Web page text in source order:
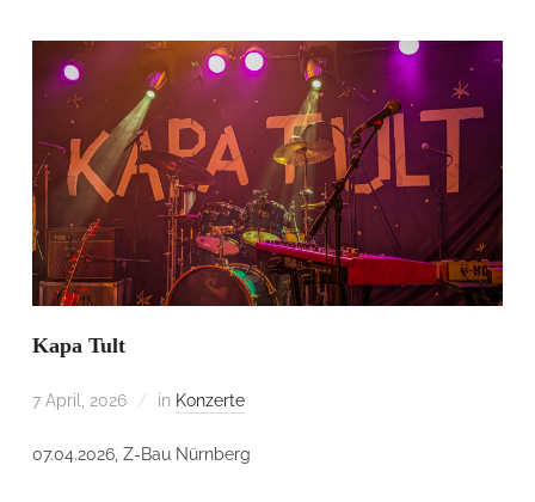
Kapa Tult
7 April, 2026 in Konzerte
07.04.2026, Z-Bau Nürnberg